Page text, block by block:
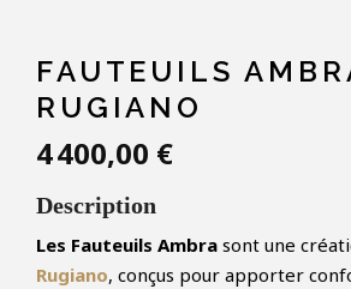
FAUTEUILS
RUGIANO
4 400,00 €
Description
Les Fauteuils Ambra sont une
Rugiano, conçus pour apporter